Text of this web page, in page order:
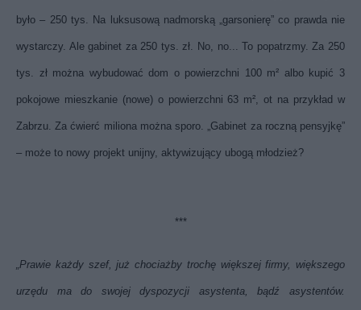
było – 250 tys. Na luksusową nadmorską „garsonierę” co prawda nie
wystarczy. Ale gabinet za 250 tys. zł. No, no... To popatrzmy. Za 250
tys. zł można wybudować dom o powierzchni 100 m² albo kupić 3
pokojowe mieszkanie (nowe) o powierzchni 63 m², ot na przykład w
Zabrzu. Za ćwierć miliona można sporo. „Gabinet za roczną pensyjkę”
– może to nowy projekt unijny, aktywizujący ubogą młodzież?
***
„Prawie każdy szef, już chociażby trochę większej firmy, większego
urzędu ma do swojej dyspozycji asystenta, bądź asystentów.